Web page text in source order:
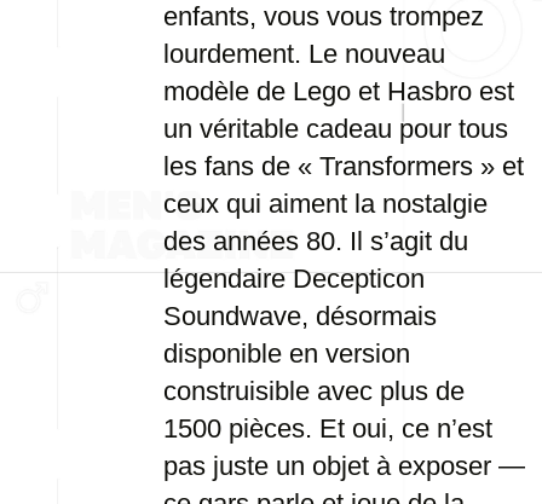
enfants, vous vous trompez
lourdement. Le nouveau
modèle de Lego et Hasbro est
un véritable cadeau pour tous
les fans de « Transformers » et
ceux qui aiment la nostalgie
des années 80. Il s’agit du
légendaire Decepticon
Soundwave, désormais
disponible en version
construisible avec plus de
1500 pièces. Et oui, ce n’est
pas juste un objet à exposer —